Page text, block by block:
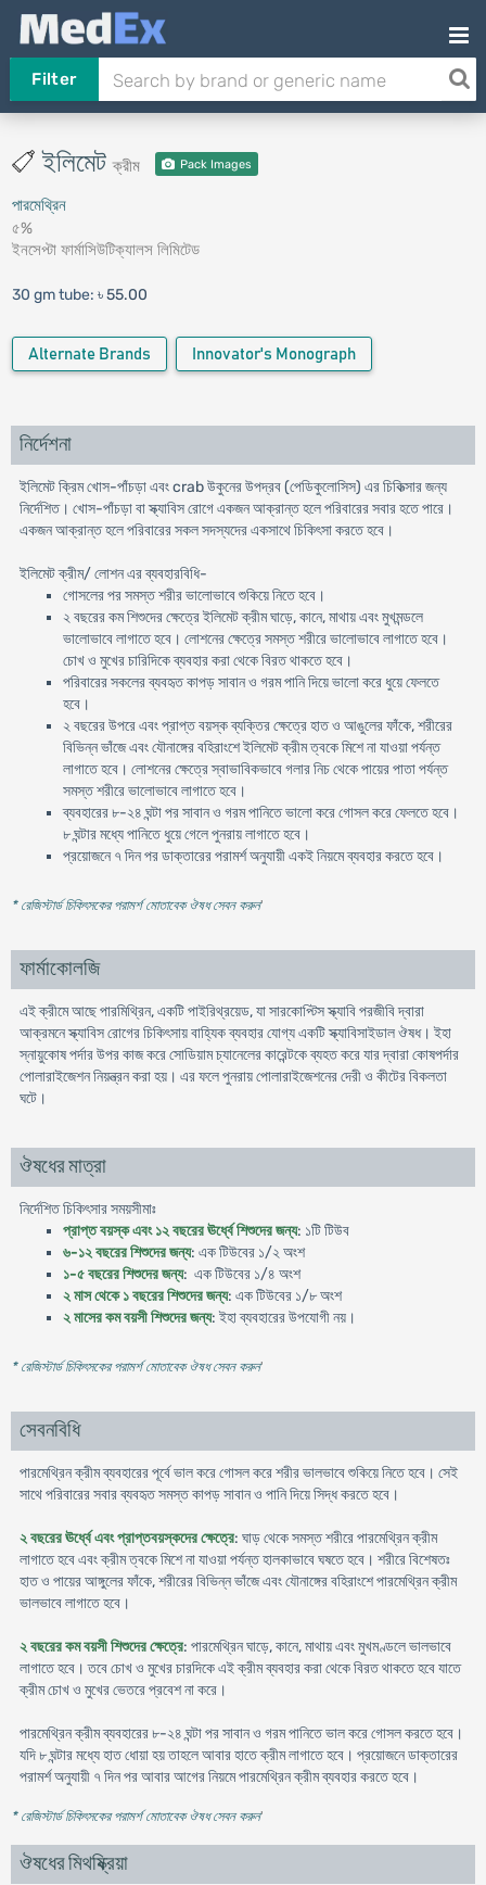
Filter
ইলিমেটক্রীম Pack Images
পারমেথ্রিন
৫%
ইনসেপ্টা ফার্মাসিউটিক্যালস লিমিটেড
30 gm tube: ৳ 55.00
Alternate Brands Innovator's Monograph
নির্দেশনা
ইলিমেট ক্রিম খোস-পাঁচড়া এবং crab উকুনের উপদ্রব (পেডিকুলোসিস) এর চিকিত্সার জন্য
নির্দেশিত। খোস-পাঁচড়া বা স্ক্যাবিস রোগে একজন আক্রান্ত হলে পরিবারের সবার হতে পারে।
একজন আক্রান্ত হলে পরিবারের সকল সদস্যদের একসাথে চিকিৎসা করতে হবে।
ইলিমেট ক্রীম/ লোশন এর ব্যবহারবিধি-
গোসলের পর সমস্ত শরীর ভালোভাবে শুকিয়ে নিতে হবে।
২ বছরের কম শিশুদের ক্ষেত্রে ইলিমেট ক্রীম ঘাড়ে, কানে, মাথায় এবং মুখমন্ডলে
ভালোভাবে লাগাতে হবে। লোশনের ক্ষেত্রে সমস্ত শরীরে ভালোভাবে লাগাতে হবে।
চোখ ও মুখের চারিদিকে ব্যবহার করা থেকে বিরত থাকতে হবে।
পরিবারের সকলের ব্যবহৃত কাপড় সাবান ও গরম পানি দিয়ে ভালো করে ধুয়ে ফেলতে
হবে।
২ বছরের উপরে এবং প্রাপ্ত বয়স্ক ব্যক্তির ক্ষেত্রে হাত ও আঙুলের ফাঁকে, শরীরের
বিভিন্ন ভাঁজে এবং যৌনাঙ্গের বহিরাংশে ইলিমেট ক্রীম ত্বকে মিশে না যাওয়া পর্যন্ত
লাগাতে হবে। লোশনের ক্ষেত্রে স্বাভাবিকভাবে গলার নিচ থেকে পায়ের পাতা পর্যন্ত
সমস্ত শরীরে ভালোভাবে লাগাতে হবে।
ব্যবহারের ৮-২৪ ঘন্টা পর সাবান ও গরম পানিতে ভালো করে গোসল করে ফেলতে হবে।
৮ ঘন্টার মধ্যে পানিতে ধুয়ে গেলে পুনরায় লাগাতে হবে।
প্রয়োজনে ৭ দিন পর ডাক্তারের পরামর্শ অনুযায়ী একই নিয়মে ব্যবহার করতে হবে।
* রেজিস্টার্ড চিকিৎসকের পরামর্শ মোতাবেক ঔষধ সেবন করুন'
ফার্মাকোলজি
এই ক্রীমে আছে পারমিথ্রিন, একটি পাইরিথ্রয়েড, যা সারকোপ্টি‌স স্ক্যাবি পরজীবি দ্বারা
আক্রমনে স্ক্যাবিস রোগের চিকিৎসায় বাহ্যিক ব্যবহার যোগ্য একটি স্ক্যাবিসাইডাল ঔষধ। ইহা
স্নায়ুকোষ পর্দার উপর কাজ করে সোডিয়াম চ্যানেলের কারেন্টকে ব্যহত করে যার দ্বারা কোষপর্দার
পোলারাইজেশন নিয়ন্ত্রন করা হয়। এর ফলে পুনরায় পোলারাইজেশনের দেরী ও কীটের বিকলতা
ঘটে।
ঔষধের মাত্রা
নির্দেশিত চিকিৎসার সময়সীমাঃ
প্রাপ্ত বয়স্ক এবং ১২ বছরের ঊর্ধ্বে শিশুদের জন্য: ১টি টিউব
৬-১২ বছরের শিশুদের জন্য: এক টিউবের ১/২ অংশ
১-৫ বছরের শিশুদের জন্য: এক টিউবের ১/৪ অংশ
২ মাস থেকে ১ বছরের শিশুদের জন্য: এক টিউবের ১/৮ অংশ
২ মাসের কম বয়সী শিশুদের জন্য: ইহা ব্যবহারের উপযোগী নয়।
* রেজিস্টার্ড চিকিৎসকের পরামর্শ মোতাবেক ঔষধ সেবন করুন'
সেবনবিধি
পারমেথ্রিন ক্রীম ব্যবহারের পূর্বে ভাল করে গোসল করে শরীর ভালভাবে শুকিয়ে নিতে হবে। সেই
সাথে পরিবারের সবার ব্যবহৃত সমস্ত কাপড় সাবান ও পানি দিয়ে সিদ্ধ করতে হবে।
২ বছরের ঊর্ধ্বে এবং প্রাপ্তবয়স্কদের ক্ষেত্রে: ঘাড় থেকে সমস্ত শরীরে পারমেথ্রিন ক্রীম
লাগাতে হবে এবং ক্রীম ত্বকে মিশে না যাওয়া পর্যন্ত হালকাভাবে ঘষতে হবে। শরীরে বিশেষতঃ
হাত ও পায়ের আঙ্গুলের ফাঁকে, শরীরের বিভিন্ন ভাঁজে এবং যৌনাঙ্গের বহিরাংশে পারমেথ্রিন ক্রীম
ভালভাবে লাগাতে হবে।
২ বছরের কম বয়সী শিশুদের ক্ষেত্রে: পারমেথ্রিন ঘাড়ে, কানে, মাথায় এবং মুখমণ্ডলে ভালভাবে
লাগাতে হবে। তবে চোখ ও মুখের চারদিকে এই ক্রীম ব্যবহার করা থেকে বিরত থাকতে হবে যাতে
ক্রীম চোখ ও মুখের ভেতরে প্রবেশ না করে।
পারমেথ্রিন ক্রীম ব্যবহারের ৮-২৪ ঘন্টা পর সাবান ও গরম পানিতে ভাল করে গোসল করতে হবে।
যদি ৮ ঘন্টার মধ্যে হাত ধোয়া হয় তাহলে আবার হাতে ক্রীম লাগাতে হবে। প্রয়োজনে ডাক্তারের
পরামর্শ অনুযায়ী ৭ দিন পর আবার আগের নিয়মে পারমেথ্রিন ক্রীম ব্যবহার করতে হবে।
* রেজিস্টার্ড চিকিৎসকের পরামর্শ মোতাবেক ঔষধ সেবন করুন'
ঔষধের মিথষ্ক্রিয়া